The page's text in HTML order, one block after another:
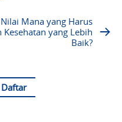
Mana yang Harus
yang Lebih
Baik?